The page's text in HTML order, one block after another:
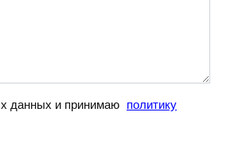
данных и принимаю политику